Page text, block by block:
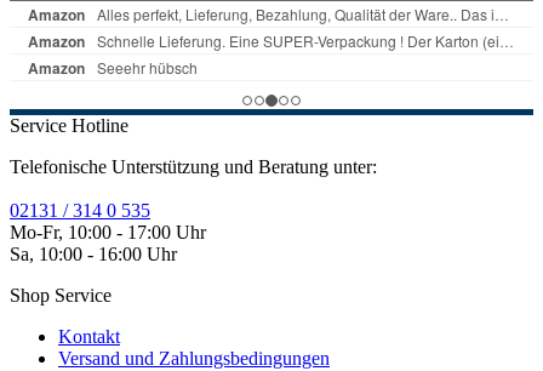
Service Hotline
Telefonische Unterstützung und Beratung unter:
02131 / 314 0 535
Mo-Fr, 10:00 - 17:00 Uhr
Sa, 10:00 - 16:00 Uhr
Shop Service
Kontakt
Versand und Zahlungsbedingungen